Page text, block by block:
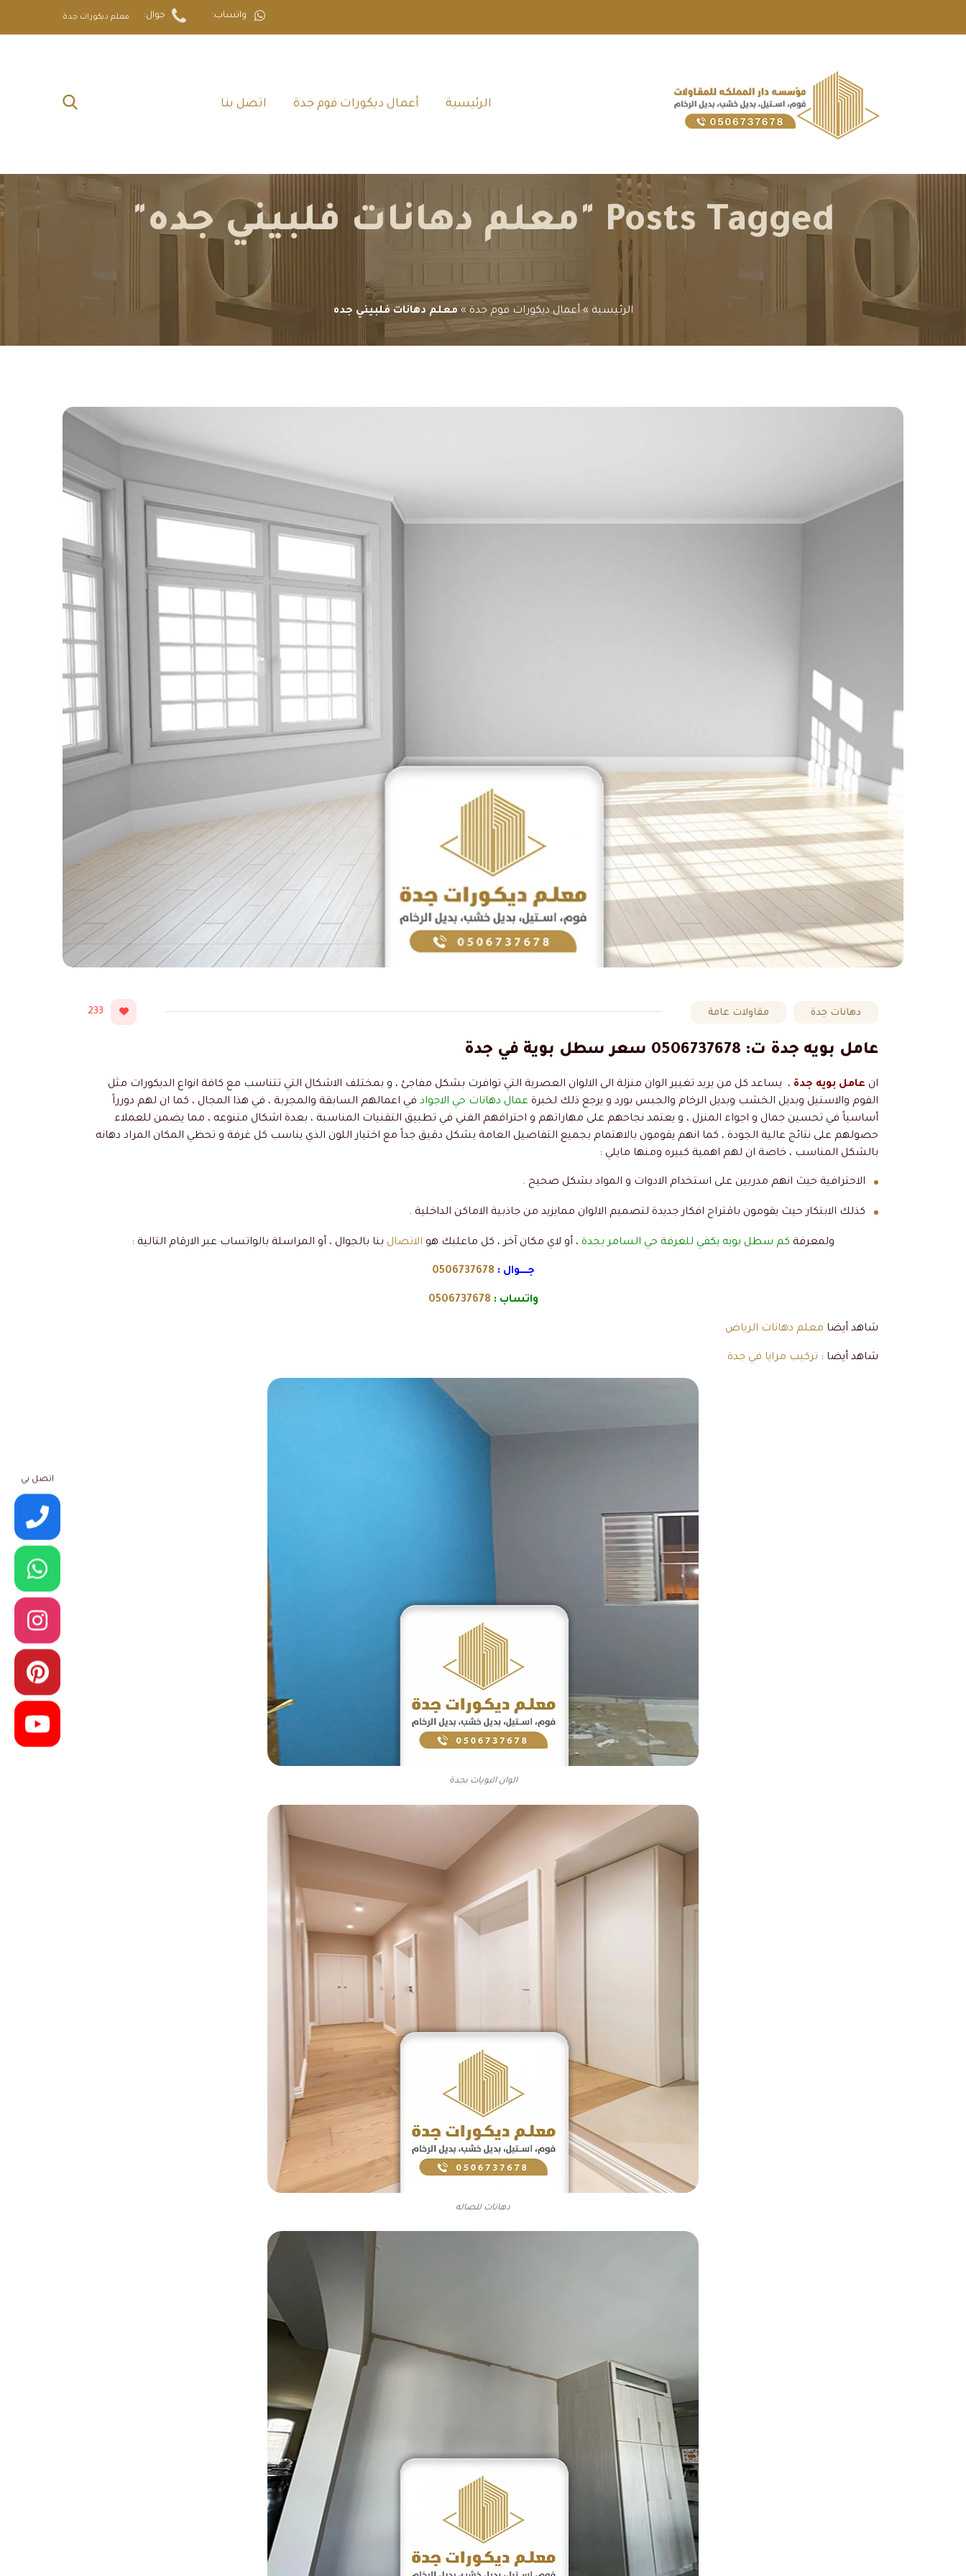
واتساب: جوال: معلم ديكورات جدة
الرئيسية‎ أعمال ديكورات فوم جدة‎ اتصل بنا‎
Posts Tagged "معلم دهانات فلبيني جده"
الرئيسية » أعمال ديكورات فوم جدة » معلم دهانات فلبيني جده
دهانات جدة مقاولات عامة 233
عامل بويه جدة ت: 0506737678 سعر سطل بوية في جدة
ان عامل بويه جدة ، يساعد كل من يريد تغيير الوان منزلة الى الالوان العصرية التي توافرت بشكل مفاجئ ، و بمختلف الاشكال التي تتناسب مع كافة انواع الديكورات مثل
الفوم والاستيل وبديل الخشب وبديل الرخام والجبس بورد و يرجع ذلك لخبرة عمال دهانات حي الاجواد في اعمالهم السابقة والمجربة ، في هذا المجال ، كما ان لهم دورراً
أساسياً في تحسين جمال و اجواء المنزل ، و يعتمد نجاحهم على مهاراتهم و احترافهم الفني في تطبيق التقنيات المناسبة ، بعدة اشكال متنوعه ، مما يضمن للعملاء
حصولهم على نتائج عالية الجودة ، كما انهم يقومون بالاهتمام بجميع التفاصيل العامة بشكل دقيق جداً مع اختيار اللون الذي يناسب كل غرفة و تحظي المكان المراد دهانه
بالشكل المناسب ، خاصة ان لهم اهمية كبيره ومنها مايلي :
الاحترافية حيث انهم مدربين على استخدام الادوات و المواد بشكل صحيح .
كذلك الابتكار حيث يقومون باقتراح افكار جديدة لتصميم الالوان ممايزيد من جاذبية الاماكن الداخلية .
ولمعرفة كم سطل بويه يكفي للغرفة حي السامر بجدة ، أو لاي مكان آخر ، كل ماعليك هو الاتصال بنا بالجوال ، أو المراسلة بالواتساب عبر الارقام التالية :
جـــــوال :
واتساب : 0506737678
شاهد أيضا معلم دهانات الرياض
شاهد أيضا : تركيب مرايا في جدة
الوان البويات بجدة
دهانات للصاله
اتصل بي